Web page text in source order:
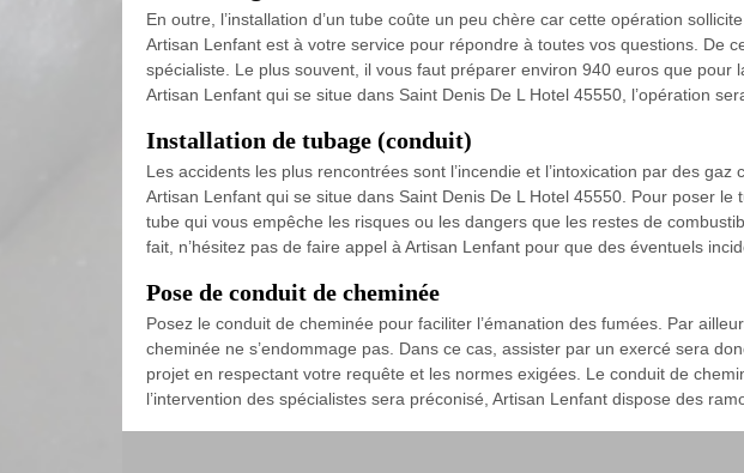
En outre, l’installation d’un tube coûte un peu chère car cette opération
Artisan Lenfant est à votre service pour répondre à toutes vos questions. De
spécialiste. Le plus souvent, il vous faut préparer environ 940 euros que
Artisan Lenfant qui se situe dans Saint Denis De L Hotel 45550, l’opération
Installation de tubage (conduit)
Les accidents les plus rencontrées sont l’incendie et l’intoxication par des
Artisan Lenfant qui se situe dans Saint Denis De L Hotel 45550. Pour poser
tube qui vous empêche les risques ou les dangers que les restes de
fait, n’hésitez pas de faire appel à Artisan Lenfant pour que des éventuels
Pose de conduit de cheminée
Posez le conduit de cheminée pour faciliter l’émanation des fumées. Par
cheminée ne s’endommage pas. Dans ce cas, assister par un exercé sera
projet en respectant votre requête et les normes exigées. Le conduit de
l’intervention des spécialistes sera préconisé, Artisan Lenfant dispose des